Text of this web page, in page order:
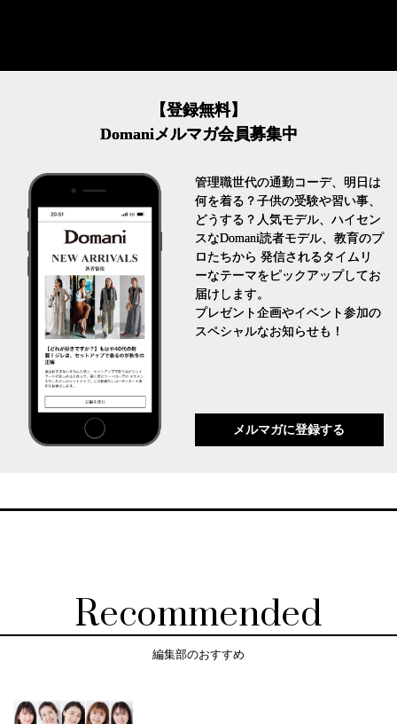
【登録無料】
Domaniメルマガ会員募集中
管理職世代の通勤コーデ、明日は
何を着る？子供の受験や習い事、
どうする？人気モデル、ハイセン
スなDomani読者モデル、教育のプ
ロたちから 発信されるタイムリ
ーなテーマをピックアップしてお
届けします。
プレゼント企画やイベント参加の
スペシャルなお知らせも！
メルマガに登録する
Recommended
編集部のおすすめ